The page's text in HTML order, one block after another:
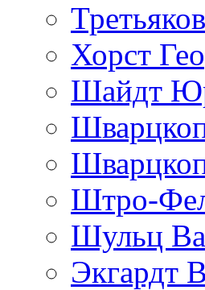
Хорст
Шайдт
Штро-
Шульц
Экгардт